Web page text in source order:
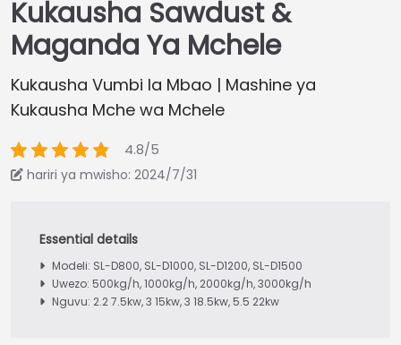
Kukausha Sawdust &
Maganda Ya Mchele
Kukausha Vumbi la Mbao | Mashine ya
Kukausha Mche wa Mchele
4.8/5
hariri ya mwisho: 2024/7/31
Modeli: SL-D800, SL-D1000, SL-D1200, SL-D1500
Uwezo: 500kg/h, 1000kg/h, 2000kg/h, 3000kg/h
Nguvu: 2.2 7.5kw, 3 15kw, 3 18.5kw, 5.5 22kw